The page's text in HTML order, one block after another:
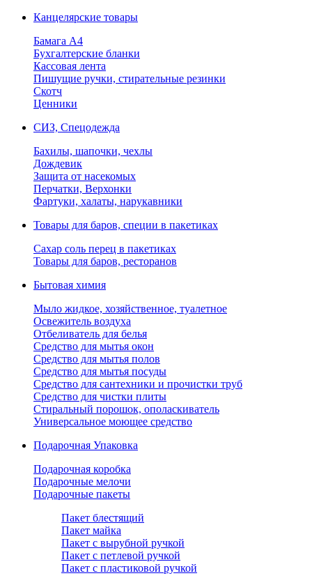
Канцелярские товары
Бамага А4
Бухгалтерские бланки
Кассовая лента
Пишущие ручки, стирательные резинки
Скотч
Ценники
СИЗ, Спецодежда
Бахилы, шапочки, чехлы
Дождевик
Защита от насекомых
Перчатки, Верхонки
Фартуки, халаты, нарукавники
Товары для баров, специи в пакетиках
Сахар соль перец в пакетиках
Товары для баров, ресторанов
Бытовая химия
Мыло жидкое, хозяйственное, туалетное
Освежитель воздуха
Отбеливатель для белья
Средство для мытья окон
Средство для мытья полов
Средство для мытья посуды
Средство для сантехники и прочистки труб
Средство для чистки плиты
Стиральный порошок, ополаскиватель
Универсальное моющее средство
Подарочная Упаковка
Подарочная коробка
Подарочные мелочи
Подарочные пакеты
Пакет блестящий
Пакет майка
Пакет с вырубной ручкой
Пакет с петлевой ручкой
Пакет с пластиковой ручкой